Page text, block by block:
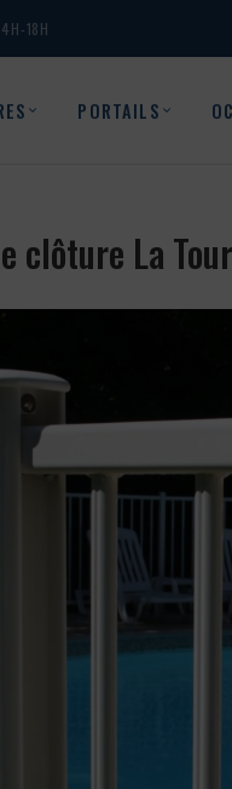
18H
PORTAILS
clôture La